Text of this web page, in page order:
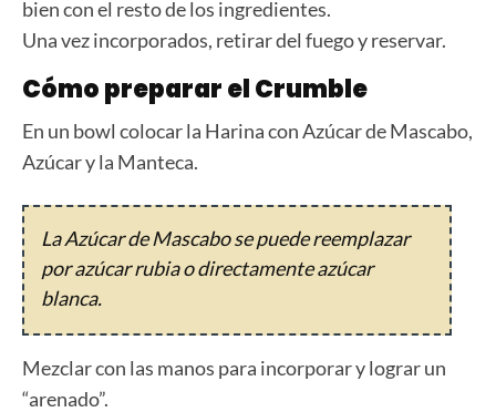
bien con el resto de los ingredientes.
Una vez incorporados, retirar del fuego y reservar.
Cómo preparar el Crumble
En un bowl colocar la Harina con Azúcar de Mascabo,
Azúcar y la Manteca.
La Azúcar de Mascabo se puede reemplazar
por azúcar rubia o directamente azúcar
blanca.
Mezclar con las manos para incorporar y lograr un
“arenado”.